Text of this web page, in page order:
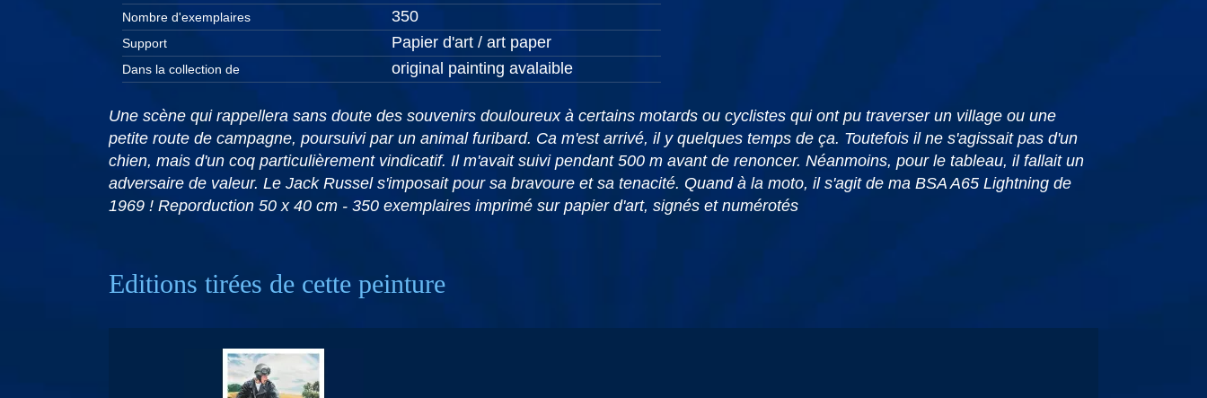
Nombre d'exemplaires 350
Support Papier d'art / art paper
Dans la collection de original painting avalaible
Une scène qui rappellera sans doute des souvenirs douloureux à certains motards ou cyclistes qui ont pu traverser un village ou une
petite route de campagne, poursuivi par un animal furibard. Ca m'est arrivé, il y quelques temps de ça. Toutefois il ne s'agissait pas d'un
chien, mais d'un coq particulièrement vindicatif. Il m'avait suivi pendant 500 m avant de renoncer. Néanmoins, pour le tableau, il fallait un
adversaire de valeur. Le Jack Russel s'imposait pour sa bravoure et sa tenacité. Quand à la moto, il s'agit de ma BSA A65 Lightning de
1969 ! Reporduction 50 x 40 cm - 350 exemplaires imprimé sur papier d'art, signés et numérotés
Editions tirées de cette peinture